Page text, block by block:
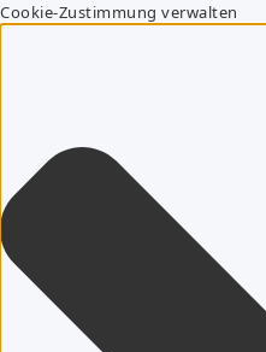
Cookie-Zustimmung verwalten